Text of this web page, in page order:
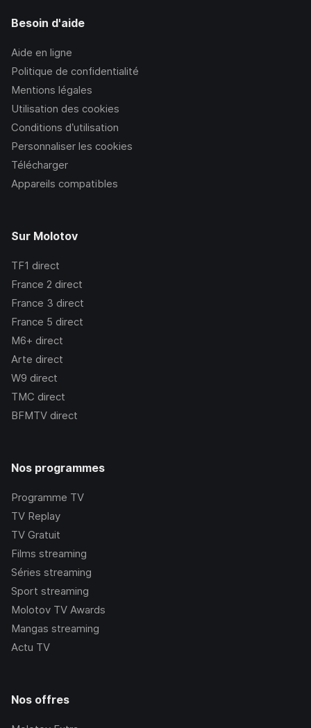
Besoin d'aide
Aide en ligne
Politique de confidentialité
Mentions légales
Utilisation des cookies
Conditions d’utilisation
Personnaliser les cookies
Télécharger
Appareils compatibles
Sur Molotov
TF1 direct
France 2 direct
France 3 direct
France 5 direct
M6+ direct
Arte direct
W9 direct
TMC direct
BFMTV direct
Nos programmes
Programme TV
TV Replay
TV Gratuit
Films streaming
Séries streaming
Sport streaming
Molotov TV Awards
Mangas streaming
Actu TV
Nos offres